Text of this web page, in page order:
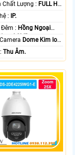
Chất Lượng : FULL HD
🤖️ Công Nghệ :
IP.
❃ Nhìn Ban Đêm : Hồng Ngoại
SMD.
Camera Dome Kim loại
️💮 Ưu Điểm :Thu Âm.